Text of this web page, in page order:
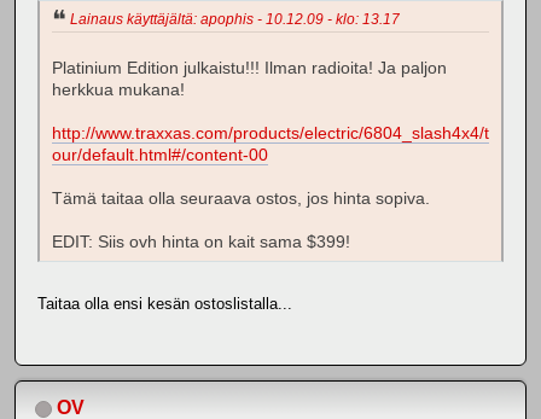
Lainaus käyttäjältä: apophis - 10.12.09 - klo: 13.17
Platinium Edition julkaistu!!! Ilman radioita! Ja paljon
herkkua mukana!
http://www.traxxas.com/products/electric/6804_slash4x4/t
our/default.html#/content-00
Tämä taitaa olla seuraava ostos, jos hinta sopiva.
EDIT: Siis ovh hinta on kait sama $399!
Taitaa olla ensi kesän ostoslistalla...
OV